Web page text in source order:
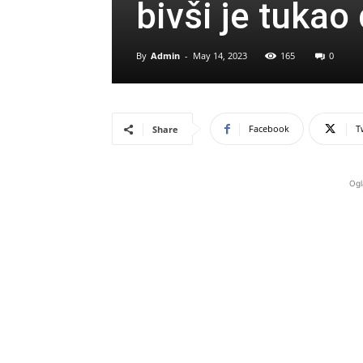
bivši je tukao
By Admin - May 14, 2023 165 0
Share Facebook